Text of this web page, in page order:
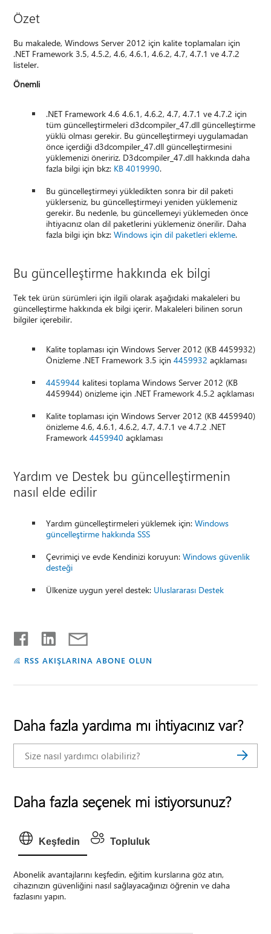
Özet
Bu makalede, Windows Server 2012 için kalite toplamaları için
.NET Framework 3.5, 4.5.2, 4.6, 4.6.1, 4.6.2, 4.7, 4.7.1 ve 4.7.2
listeler.
Önemli
.NET Framework 4.6 4.6.1, 4.6.2, 4.7, 4.7.1 ve 4.7.2 için
tüm güncelleştirmeleri d3dcompiler_47.dll güncelleştirme
yüklü olması gerekir. Bu güncelleştirmeyi uygulamadan
önce içerdiği d3dcompiler_47.dll güncelleştirmesini
yüklemenizi öneririz. D3dcompiler_47.dll hakkında daha
fazla bilgi için bkz: KB 4019990.
Bu güncelleştirmeyi yükledikten sonra bir dil paketi
yüklerseniz, bu güncelleştirmeyi yeniden yüklemeniz
gerekir. Bu nedenle, bu güncellemeyi yüklemeden önce
ihtiyacınız olan dil paketlerini yüklemeniz önerilir. Daha
fazla bilgi için bkz:Windows için dil paketleri ekleme.
Bu güncelleştirme hakkında ek bilgi
Tek tek ürün sürümleri için ilgili olarak aşağıdaki makaleleri bu
güncelleştirme hakkında ek bilgi içerir. Makaleleri bilinen sorun
bilgiler içerebilir.
Kalite toplaması için Windows Server 2012 (KB 4459932)
Önizleme .NET Framework 3.5 için4459932 açıklaması
4459944 kalitesi toplama Windows Server 2012 (KB
4459944) önizleme için .NET Framework 4.5.2 açıklaması
Kalite toplaması için Windows Server 2012 (KB 4459940)
önizleme 4.6, 4.6.1, 4.6.2, 4.7, 4.7.1 ve 4.7.2 .NET
Framework4459940 açıklaması
Yardım ve Destek bu güncelleştirmenin
nasıl elde edilir
Yardım güncelleştirmeleri yüklemek için:Windows
güncelleştirme hakkında SSS
Çevrimiçi ve evde Kendinizi koruyun:Windows güvenlik
desteği
Ülkenize uygun yerel destek: Uluslararası Destek
RSS AKIŞLARINA ABONE OLUN
Daha fazla yardıma mı ihtiyacınız var?
Daha fazla seçenek mi istiyorsunuz?
Keşfedin Topluluk
Abonelik avantajlarını keşfedin, eğitim kurslarına göz atın,
cihazınızın güvenliğini nasıl sağlayacağınızı öğrenin ve daha
fazlasını yapın.